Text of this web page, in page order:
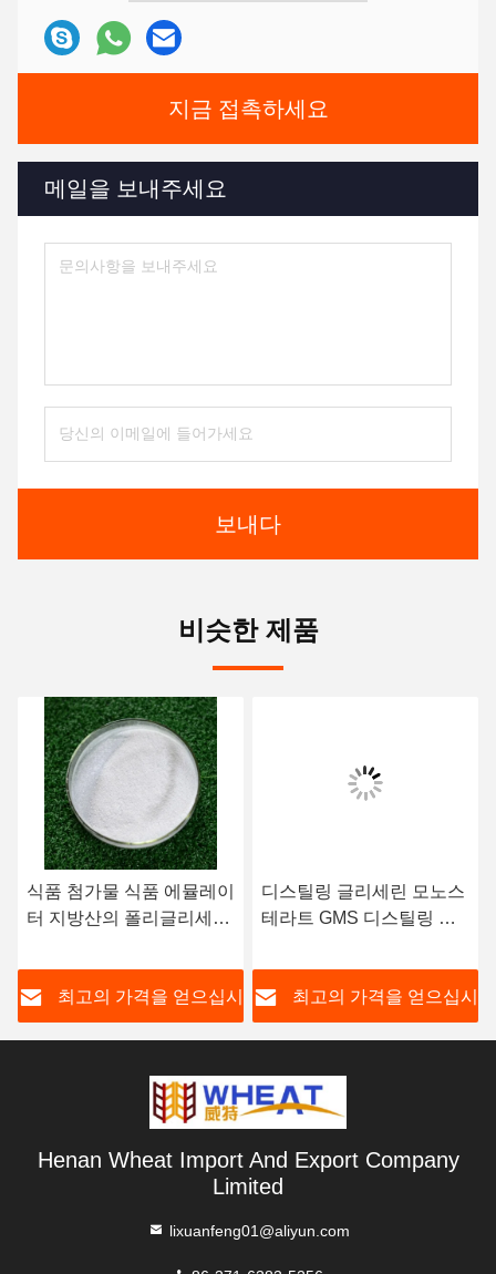
지금 접촉하세요
메일을 보내주세요
보내다
비슷한 제품
식품 첨가물 식품 에뮬레이
터 지방산의 폴리글리세롤
최고의 가격을 얻으십시
디스틸링 글리세린 모노스
테라트 GMS 디스틸링 모
최고의 가격을 얻으십시
Henan Wheat Import And Export Company
Limited
lixuanfeng01@aliyun.com